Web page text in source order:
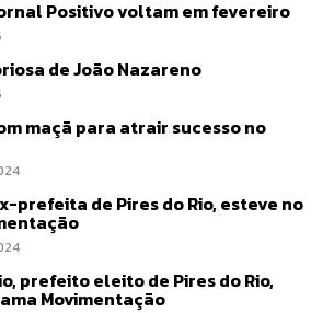
Positivo voltam em fevereiro
de João Nazareno
maçã para atrair sucesso no
prefeita de Pires do Rio, esteve no
prefeito eleito de Pires do Rio,
Movimentação